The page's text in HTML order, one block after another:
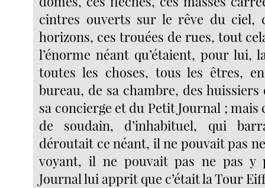
cintres ouverts sur le rêve du ciel,
horizons, ces trouées de rues, tout
l’énorme néant qu’étaient, pour lui,
toutes les choses, tous les êtres,
bureau, de sa chambre, des
sa concierge et du Petit Journal ; mais
de soudain, d’inhabituel, qui
déroutait ce néant, il ne pouvait pas
voyant, il ne pouvait pas ne pas y
Journal lui apprit que c’était la Tour